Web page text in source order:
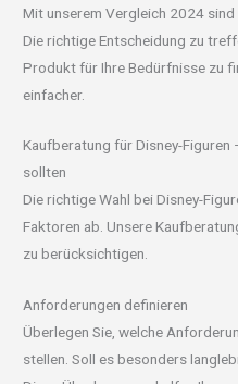
Mit unserem Vergleich 2024
Die richtige Entscheidung zu
Produkt für Ihre Bedürfnisse zu
einfacher.
Kaufberatung für Disney-Figuren
sollten
Die richtige Wahl bei Disney-
Faktoren ab. Unsere
zu berücksichtigen.
Anforderungen definieren
Überlegen Sie, welche
stellen. Soll es besonders